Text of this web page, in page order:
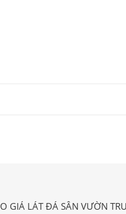
GIÁ LÁT ĐÁ SÂN VƯỜN